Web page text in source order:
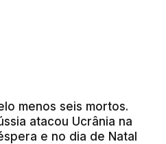
menos seis mortos.
atacou Ucrânia na
e no dia de Natal